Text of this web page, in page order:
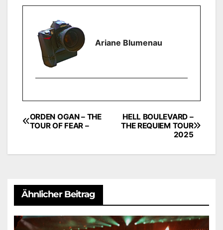
Ariane Blumenau
Beitragsnavigation
HELL BOULEVARD –
THE REQUIEM TOUR
2025
ORDEN OGAN – THE
TOUR OF FEAR –
Ähnlicher Beitrag